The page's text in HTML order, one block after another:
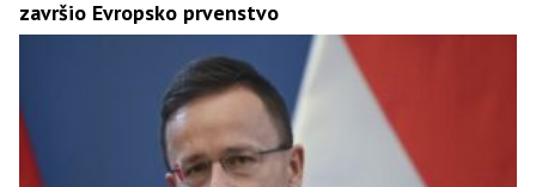
završio Evropsko prvenstvo